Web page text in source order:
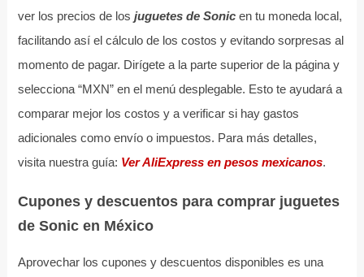
ver los precios de los juguetes de Sonicen tu moneda local,
facilitando así el cálculo de los costos y evitando sorpresas al
momento de pagar. Dirígete a la parte superior de la página y
selecciona “MXN” en el menú desplegable. Esto te ayudará a
comparar mejor los costos y a verificar si hay gastos
adicionales como envío o impuestos. Para más detalles,
visita nuestra guía: Ver AliExpress en pesos mexicanos.
Cupones y descuentos para comprar juguetes
de Sonic en México
Aprovechar los cupones y descuentos disponibles es una